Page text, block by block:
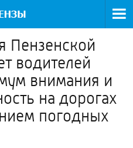
Пензенской
водителей
внимания и
на дорогах
погодных